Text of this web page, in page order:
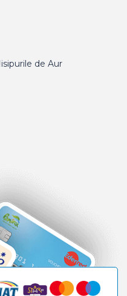
de Aur